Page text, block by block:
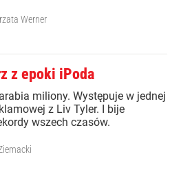
Werner
z epoki iPoda
miliony. Występuje w jednej
z Liv Tyler. I bije
wszech czasów.